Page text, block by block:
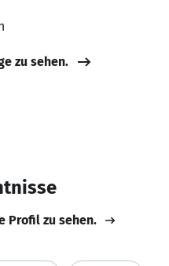
zu sehen.
Profil zu sehen.